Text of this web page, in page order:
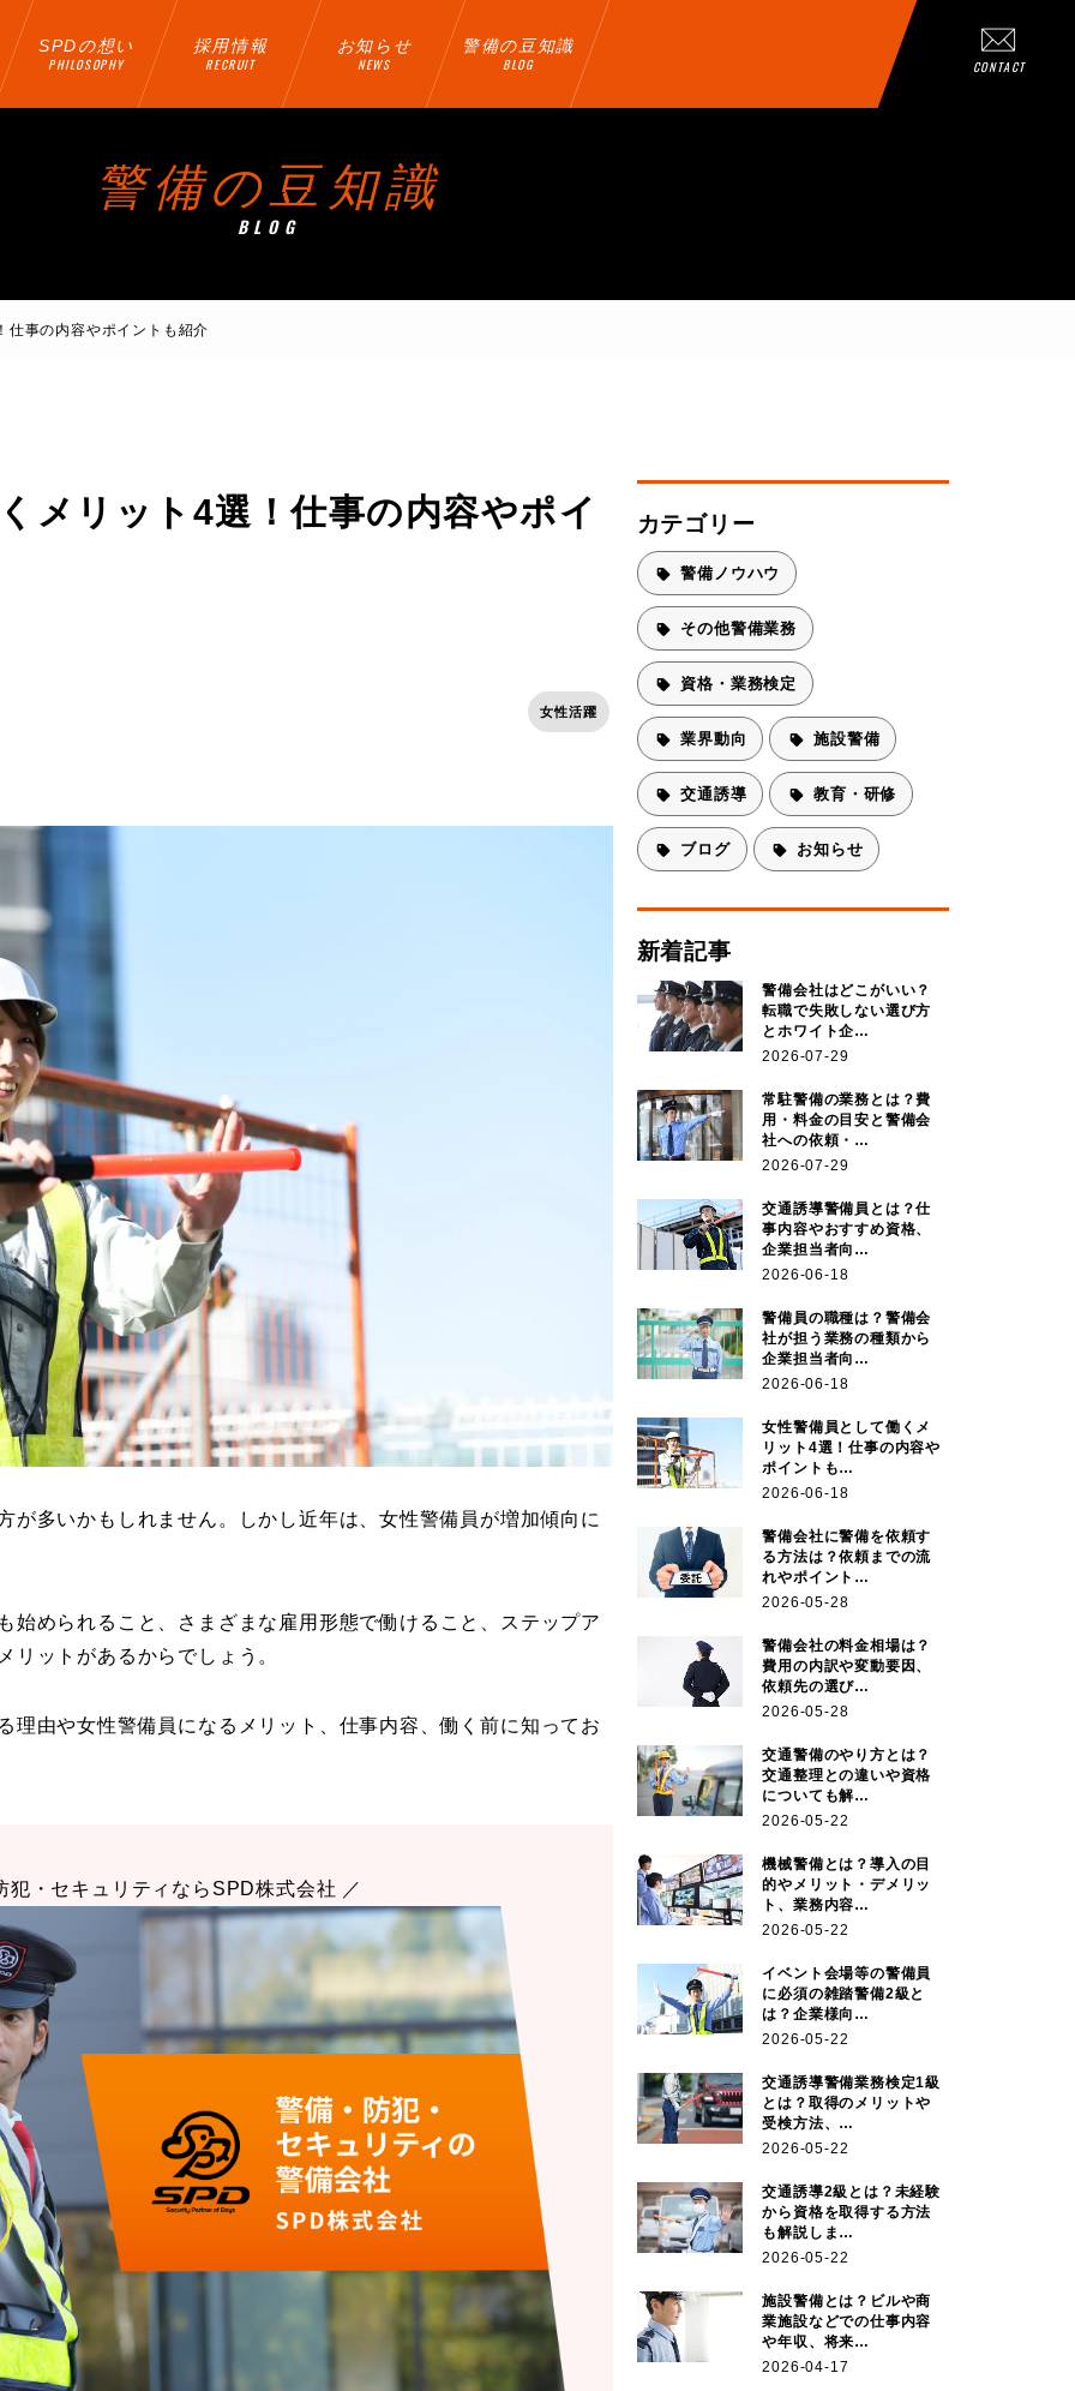
SPDの想い
PHILOSOPHY
採用情報
RECRUIT
お知らせ
NEWS
警備の豆知識
BLOG CONTACT
警備の豆知識
BLOG
仕事の内容やポイントも紹介
メリット4選！仕事の内容やポイ
女性活躍
が多いかもしれません。しかし近年は、女性警備員が増加傾向に
始められること、さまざまな雇用形態で働けること、ステップア
リットがあるからでしょう。
理由や女性警備員になるメリット、仕事内容、働く前に知ってお
犯・セキュリティならSPD株式会社 ／
カテゴリー
警備ノウハウ
その他警備業務
資格・業務検定
業界動向 施設警備
交通誘導 教育・研修
ブログ お知らせ
新着記事
警備会社はどこがいい？
転職で失敗しない選び方
とホワイト企…
2026-07-29
常駐警備の業務とは？費
用・料金の目安と警備会
社への依頼・…
2026-07-29
交通誘導警備員とは？仕
事内容やおすすめ資格、
企業担当者向…
2026-06-18
警備員の職種は？警備会
社が担う業務の種類から
企業担当者向…
2026-06-18
女性警備員として働くメ
リット4選！仕事の内容や
ポイントも…
2026-06-18
警備会社に警備を依頼す
る方法は？依頼までの流
れやポイント…
2026-05-28
警備会社の料金相場は？
費用の内訳や変動要因、
依頼先の選び…
2026-05-28
交通警備のやり方とは？
交通整理との違いや資格
についても解…
2026-05-22
機械警備とは？導入の目
的やメリット・デメリッ
ト、業務内容…
2026-05-22
イベント会場等の警備員
に必須の雑踏警備2級と
は？企業様向…
2026-05-22
交通誘導警備業務検定1級
とは？取得のメリットや
受検方法、…
2026-05-22
交通誘導2級とは？未経験
から資格を取得する方法
も解説しま…
2026-05-22
施設警備とは？ビルや商
業施設などでの仕事内容
や年収、将来…
2026-04-17